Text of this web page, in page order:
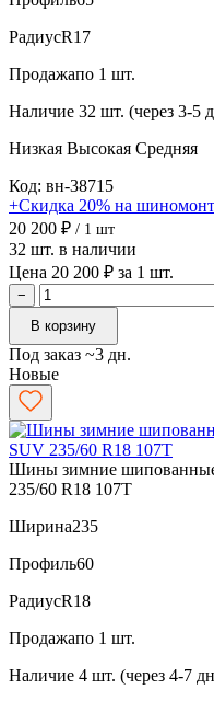
РадиусR17
Продажапо 1 шт.
Наличие 32 шт. (через 3-5
Низкая Высокая Средняя
Код: вн-38715
+Скидка 20% на
20 200 ₽ / 1 шт
32 шт. в наличии
Цена 20 200 ₽ за 1 шт.
−
В корзину
Под заказ ~3 дн.
Новые
Шины зимние
235/60 R18 107T
Ширина235
Профиль60
РадиусR18
Продажапо 1 шт.
Наличие 4 шт. (через 4-7